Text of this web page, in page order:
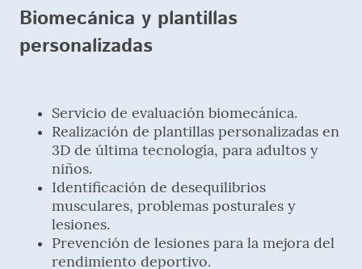
Biomecánica y plantillas
personalizadas
Servicio de evaluación biomecánica.
Realización de plantillas personalizadas en
3D de última tecnología, para adultos y
niños.
Identificación de desequilibrios
musculares, problemas posturales y
lesiones.
Prevención de lesiones para la mejora del
rendimiento deportivo.